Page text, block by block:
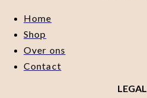
Home
Shop
Over ons
Contact
LEGAL